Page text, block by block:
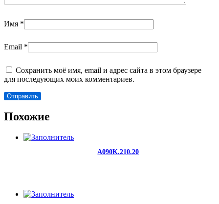
Имя *
Email *
Сохранить моё имя, email и адрес сайта в этом браузере
для последующих моих комментариев.
Похожие
A090K.210.20